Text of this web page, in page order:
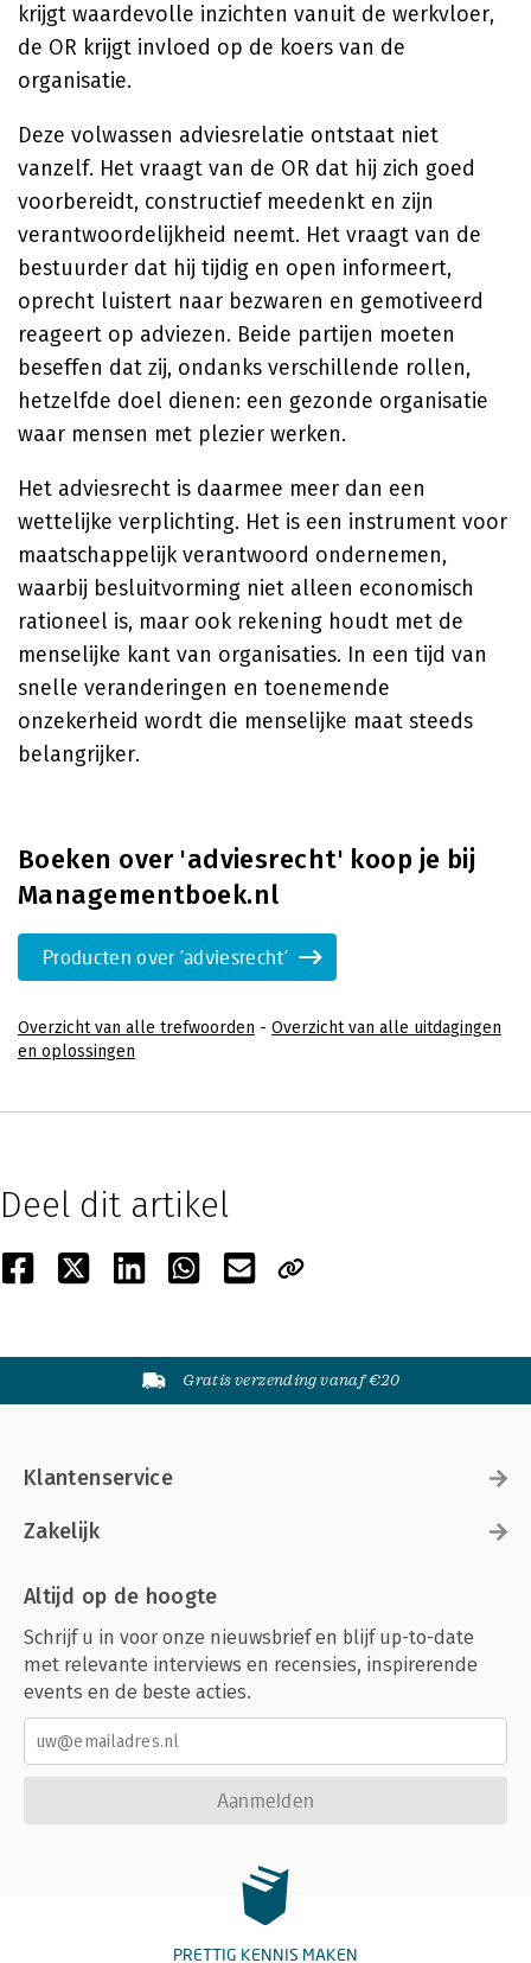
krijgt waardevolle inzichten vanuit de werkvloer,
de OR krijgt invloed op de koers van de
organisatie.
Deze volwassen adviesrelatie ontstaat niet
vanzelf. Het vraagt van de OR dat hij zich goed
voorbereidt, constructief meedenkt en zijn
verantwoordelijkheid neemt. Het vraagt van de
bestuurder dat hij tijdig en open informeert,
oprecht luistert naar bezwaren en gemotiveerd
reageert op adviezen. Beide partijen moeten
beseffen dat zij, ondanks verschillende rollen,
hetzelfde doel dienen: een gezonde organisatie
waar mensen met plezier werken.
Het adviesrecht is daarmee meer dan een
wettelijke verplichting. Het is een instrument voor
maatschappelijk verantwoord ondernemen,
waarbij besluitvorming niet alleen economisch
rationeel is, maar ook rekening houdt met de
menselijke kant van organisaties. In een tijd van
snelle veranderingen en toenemende
onzekerheid wordt die menselijke maat steeds
belangrijker.
Boeken over 'adviesrecht' koop je bij
Managementboek.nl
Producten over 'adviesrecht'
Overzicht van alle trefwoorden - Overzicht van alle uitdagingen
en oplossingen
Deel dit artikel
Gratis verzending vanaf €20
Klantenservice
Zakelijk
Altijd op de hoogte
Schrijf u in voor onze nieuwsbrief en blijf up-to-date
met relevante interviews en recensies, inspirerende
events en de beste acties.
Aanmelden
PRETTIG KENNIS MAKEN